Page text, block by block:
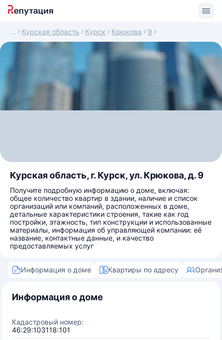
Курская область Курск Крюкова 9
Курская область, г. Курск, ул. Крюкова, д. 9
Получите подробную информацию о доме, включая:
общее количество квартир в здании, наличие и список
организаций или компаний, расположенных в доме,
детальные характеристики строения, такие как год
постройки, этажность, тип конструкции и использованные
материалы, информация об управляющей компании: её
название, контактные данные, и качество
предоставляемых услуг
Информация о доме Квартиры по адресу
Информация о доме
Кадастровый номер:
46:29:103118:101